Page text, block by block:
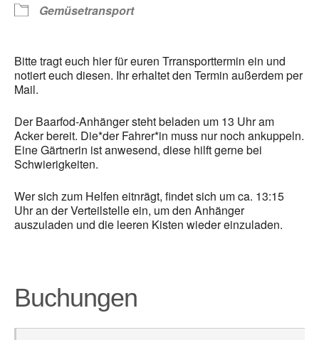
Gemüsetransport
Bitte tragt euch hier für euren Trransporttermin ein und
notiert euch diesen. Ihr erhaltet den Termin außerdem per
Mail.
Der Baarfod-Anhänger steht beladen um 13 Uhr am
Acker bereit. Die*der Fahrer*in muss nur noch ankuppeln.
Eine Gärtnerin ist anwesend, diese hilft gerne bei
Schwierigkeiten.
Wer sich zum Helfen eitnrägt, findet sich um ca. 13:15
Uhr an der Verteilstelle ein, um den Anhänger
auszuladen und die leeren Kisten wieder einzuladen.
Buchungen